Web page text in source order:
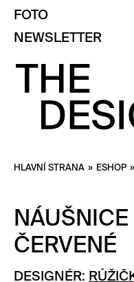
FOTO
NEWSLETTER
HLAVNÍ STRANA » ESHOP »
ČERVENÉ
DESIGNÉR: